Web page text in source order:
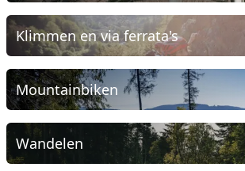
Klimmen en via ferrata's
Mountainbiken
Wandelen